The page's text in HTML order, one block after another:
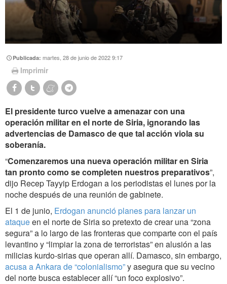
Publicada:martes, 28 de junio de 2022 9:17
Imprimir
El presidente turco vuelve a amenazar con una
operación militar en el norte de Siria, ignorando las
advertencias de Damasco de que tal acción viola su
soberanía.
“Comenzaremos una nueva operación militar en Siria
tan pronto como se completen nuestros preparativos”,
dijo Recep Tayyip Erdogan a los periodistas el lunes por la
noche después de una reunión de gabinete.
El 1 de junio, Erdogan anunció planes para lanzar un
ataqueen el norte de Siria so pretexto de crear una “zona
segura” a lo largo de las fronteras que comparte con el país
levantino y “limpiar la zona de terroristas” en alusión a las
milicias kurdo-sirias que operan allí. Damasco, sin embargo,
acusa a Ankara de “colonialismo”y asegura que su vecino
del norte busca establecer allí “un foco explosivo”.